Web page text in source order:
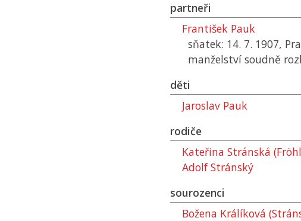
partneři
František Pauk
sňatek: 14. 7. 1907,
manželství soudně
děti
Jaroslav Pauk
rodiče
Kateřina Stránská
Adolf Stránský
sourozenci
Božena Králíková